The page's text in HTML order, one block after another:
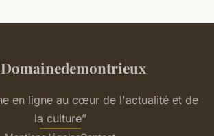
Domainedemontrieux
en ligne au cœur de l'actualité et de
la culture”